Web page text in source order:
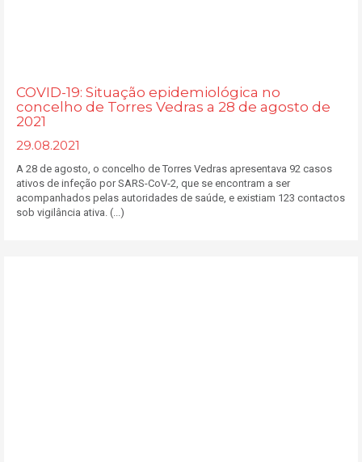
COVID-19: Situação epidemiológica no
concelho de Torres Vedras a 28 de agosto de
2021
29.08.2021
A 28 de agosto, o concelho de Torres Vedras apresentava 92 casos
ativos de infeção por SARS-CoV-2, que se encontram a ser
acompanhados pelas autoridades de saúde, e existiam 123 contactos
sob vigilância ativa. (...)